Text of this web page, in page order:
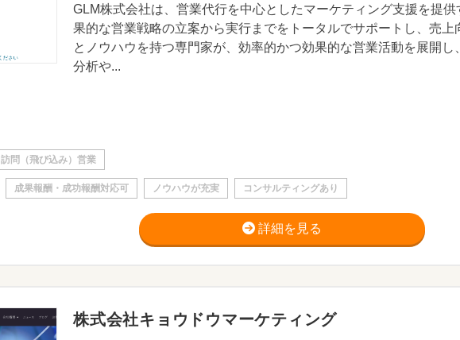
GLM株式会社は、営業代行を中心としたマーケティング支援を提
果的な営業戦略の立案から実行までをトータルでサポートし、売
とノウハウを持つ専門家が、効率的かつ効果的な営業活動を展開
分析や...
訪問（飛び込み）営業
成果報酬・成功報酬対応可 ノウハウが充実 コンサルティングあり
詳細を見る
株式会社キョウドウマーケティング